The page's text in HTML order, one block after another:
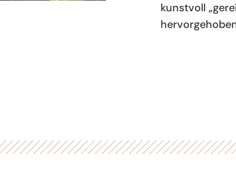
kunstvoll